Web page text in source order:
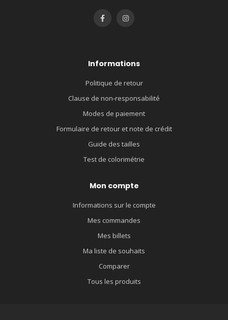
Informations
Politique de retour
Clause de non-responsabilité
Modes de paiement
Formulaire de retour et note de crédit
Guide des tailles
Test de colorimétrie
Mon compte
Informations sur le compte
Mes commandes
Mes billets
Ma liste de souhaits
Comparer
Tous les produits